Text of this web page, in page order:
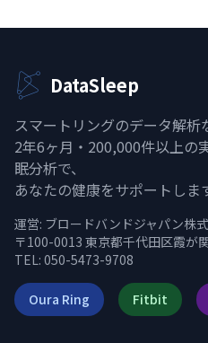
DataSleep
スマートリングのデータ解析
2年6ヶ月・200,000件以上の
眠分析で、
あなたの健康をサポートしま
運営: ブロードバンドジャパン株
〒100-0013 東京都千代田区霞が
TEL: 050-5473-9708
Oura Ring Fitbit